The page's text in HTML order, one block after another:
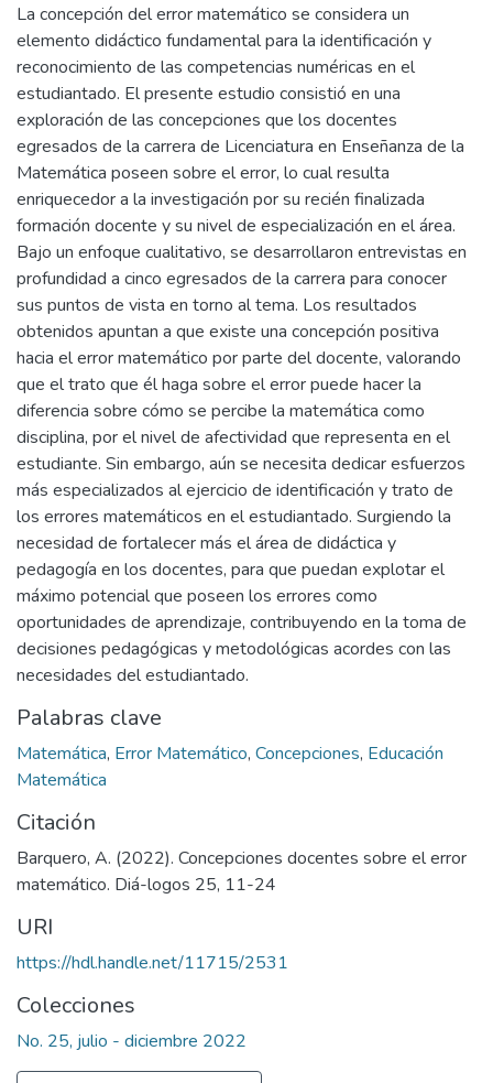
La concepción del error matemático se considera un
elemento didáctico fundamental para la identificación y
reconocimiento de las competencias numéricas en el
estudiantado. El presente estudio consistió en una
exploración de las concepciones que los docentes
egresados de la carrera de Licenciatura en Enseñanza de la
Matemática poseen sobre el error, lo cual resulta
enriquecedor a la investigación por su recién finalizada
formación docente y su nivel de especialización en el área.
Bajo un enfoque cualitativo, se desarrollaron entrevistas en
profundidad a cinco egresados de la carrera para conocer
sus puntos de vista en torno al tema. Los resultados
obtenidos apuntan a que existe una concepción positiva
hacia el error matemático por parte del docente, valorando
que el trato que él haga sobre el error puede hacer la
diferencia sobre cómo se percibe la matemática como
disciplina, por el nivel de afectividad que representa en el
estudiante. Sin embargo, aún se necesita dedicar esfuerzos
más especializados al ejercicio de identificación y trato de
los errores matemáticos en el estudiantado. Surgiendo la
necesidad de fortalecer más el área de didáctica y
pedagogía en los docentes, para que puedan explotar el
máximo potencial que poseen los errores como
oportunidades de aprendizaje, contribuyendo en la toma de
decisiones pedagógicas y metodológicas acordes con las
necesidades del estudiantado.
Palabras clave
Matemática, Error Matemático, Concepciones, Educación
Matemática
Citación
Barquero, A. (2022). Concepciones docentes sobre el error
matemático. Diá-logos 25, 11-24
URI
https://hdl.handle.net/11715/2531
Colecciones
No. 25, julio - diciembre 2022